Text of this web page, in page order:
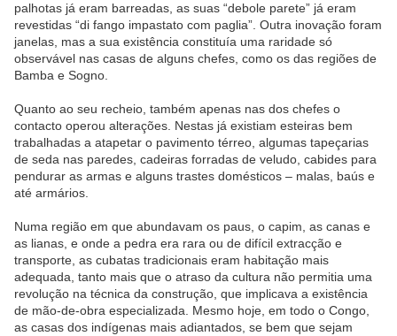
palhotas já eram barreadas, as suas “debole parete” já eram
revestidas “di fango impastato com paglia”. Outra inovação foram
janelas, mas a sua existência constituía uma raridade só
observável nas casas de alguns chefes, como os das regiões de
Bamba e Sogno.
Quanto ao seu recheio, também apenas nas dos chefes o
contacto operou alterações. Nestas já existiam esteiras bem
trabalhadas a atapetar o pavimento térreo, algumas tapeçarias
de seda nas paredes, cadeiras forradas de veludo, cabides para
pendurar as armas e alguns trastes domésticos – malas, baús e
até armários.
Numa região em que abundavam os paus, o capim, as canas e
as lianas, e onde a pedra era rara ou de difícil extracção e
transporte, as cubatas tradicionais eram habitação mais
adequada, tanto mais que o atraso da cultura não permitia uma
revolução na técnica da construção, que implicava a existência
de mão-de-obra especializada. Mesmo hoje, em todo o Congo,
as casas dos indígenas mais adiantados, se bem que sejam